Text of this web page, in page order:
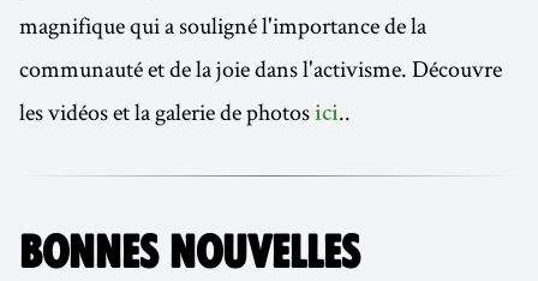
magnifique qui a souligné l'importance de la
communauté et de la joie dans l'activisme. Découvre
les vidéos et la galerie de photos ici..
BONNES NOUVELLES